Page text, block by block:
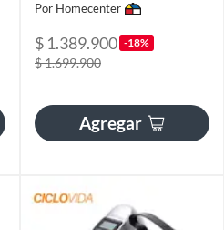
Por Homecenter
$ 1.389.900 -18%
$ 1.699.900
Agregar